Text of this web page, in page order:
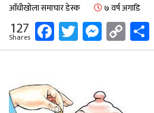
आँधीखोला समाचार डेस्क ७ वर्ष अगाडि
127
Shares Facebook
TwitterCopy